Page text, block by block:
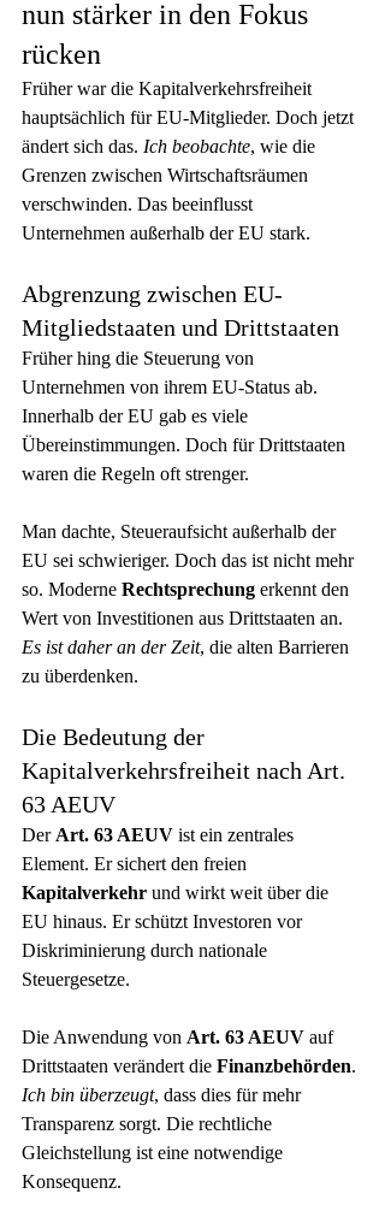
nun stärker in den Fokus
rücken
Früher war die Kapitalverkehrsfreiheit
hauptsächlich für EU-Mitglieder. Doch jetzt
ändert sich das. Ich beobachte, wie die
Grenzen zwischen Wirtschaftsräumen
verschwinden. Das beeinflusst
Unternehmen außerhalb der EU stark.
Abgrenzung zwischen EU-
Mitgliedstaaten und Drittstaaten
Früher hing die Steuerung von
Unternehmen von ihrem EU-Status ab.
Innerhalb der EU gab es viele
Übereinstimmungen. Doch für Drittstaaten
waren die Regeln oft strenger.
Man dachte, Steueraufsicht außerhalb der
EU sei schwieriger. Doch das ist nicht mehr
so. Moderne Rechtsprechung erkennt den
Wert von Investitionen aus Drittstaaten an.
Es ist daher an der Zeit, die alten Barrieren
zu überdenken.
Die Bedeutung der
Kapitalverkehrsfreiheit nach Art.
63 AEUV
Der Art. 63 AEUV ist ein zentrales
Element. Er sichert den freien
Kapitalverkehr und wirkt weit über die
EU hinaus. Er schützt Investoren vor
Diskriminierung durch nationale
Steuergesetze.
Die Anwendung von Art. 63 AEUV auf
Drittstaaten verändert die Finanzbehörden.
Ich bin überzeugt, dass dies für mehr
Transparenz sorgt. Die rechtliche
Gleichstellung ist eine notwendige
Konsequenz.